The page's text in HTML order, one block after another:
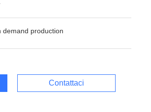
demand production
Contattaci